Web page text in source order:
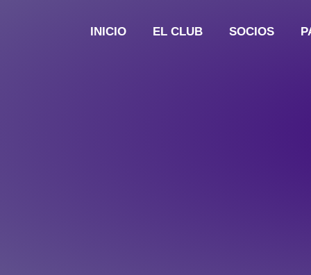
INICIO EL CLUB SOCIOS